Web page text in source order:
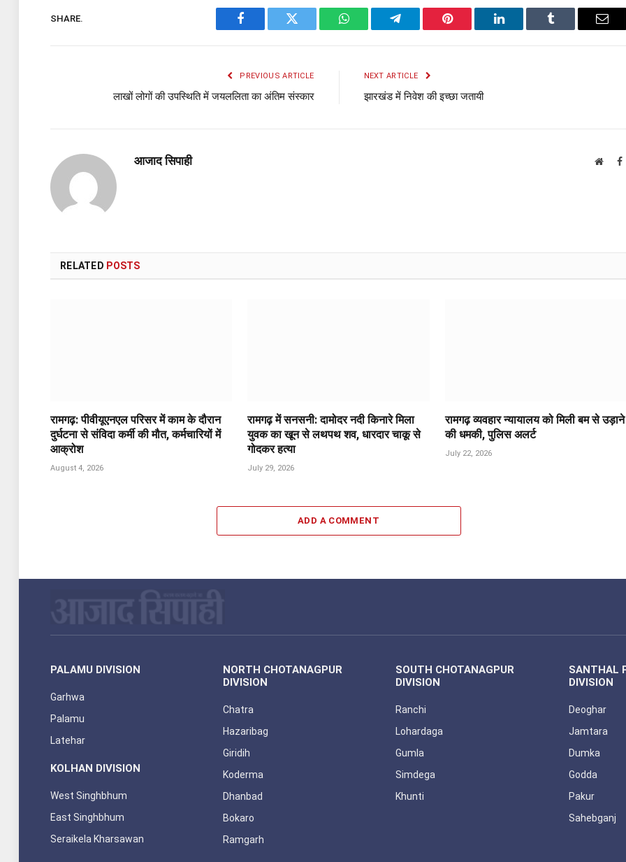
SHARE.
Facebook Twitter WhatsAppTelegram Pinterest LinkedIn Tumblr Email
PREVIOUS ARTICLE
लाखों लोगों की उपस्थिति में जयललिता का अंतिम संस्कार
NEXT ARTICLE
झारखंड में निवेश की इच्छा जतायी
आजाद सिपाही
RELATED POSTS
रामगढ़: पीवीयूएनएल परिसर में काम के दौरान
दुर्घटना से संविदा कर्मी की मौत, कर्मचारियों में
आक्रोश
August 4, 2026
रामगढ़ में सनसनी: दामोदर नदी किनारे मिला
युवक का खून से लथपथ शव, धारदार चाकू से
गोदकर हत्या
July 29, 2026
रामगढ़ व्यवहार न्यायालय को मिली बम से उड़ाने
की धमकी, पुलिस अलर्ट
July 22, 2026
ADD A COMMENT
PALAMU DIVISION
Garhwa
Palamu
Latehar
KOLHAN DIVISION
West Singhbhum
East Singhbhum
Seraikela Kharsawan
NORTH CHOTANAGPUR
DIVISION
Chatra
Hazaribag
Giridih
Koderma
Dhanbad
Bokaro
Ramgarh
SOUTH CHOTANAGPUR
DIVISION
Ranchi
Lohardaga
Gumla
Simdega
Khunti
SANTHAL
DIVISION
Deoghar
Jamtara
Dumka
Godda
Pakur
Sahebganj